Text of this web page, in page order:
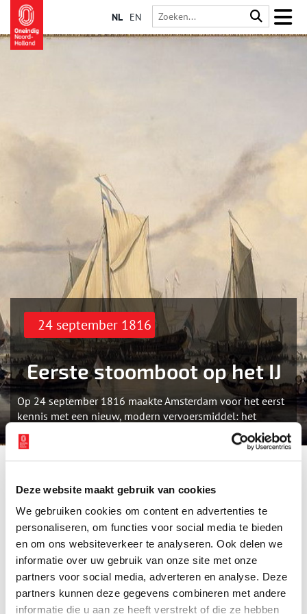
Deze website maakt gebruik van cookies
We gebruiken cookies om content en advertenties te
personaliseren, om functies voor social media te bieden
en om ons websiteverkeer te analyseren. Ook delen we
informatie over uw gebruik van onze site met onze
partners voor social media, adverteren en analyse. Deze
partners kunnen deze gegevens combineren met andere
informatie die u aan ze heeft verstrekt of die ze hebben
NL EN
24 september 1816
Eerste stoomboot op het IJ
Op 24 september 1816 maakte Amsterdam voor het eerst
kennis met een nieuw, modern vervoersmiddel: het
stoomschip.
stoomschip ‘The Defiance’ in september 1816 de
Amsterdam. Koning Willem I en zijn familie kwamen er speciaal
voor naar de hoofdstad. Amsterdam had echter geen
belangstelling voor een lijndienst met dit Engelse vaartuig. Ook
Rotterdam, waar kapitein en eigenaar William Wagnel eerder in
mei zijn schip vertoonde, had geen interesse. Het succes van de
dag was vooral het bezoek van de koning, dat naderhand breed
werd uitgemeten.